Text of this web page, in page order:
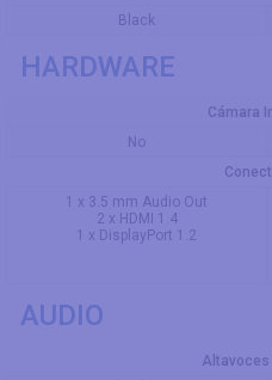
Black
HARDWARE
Cámara
No
1 x 3.5 mm Audio Out
2 x HDMI 1.4
1 x DisplayPort 1.2
AUDIO
Altavoces